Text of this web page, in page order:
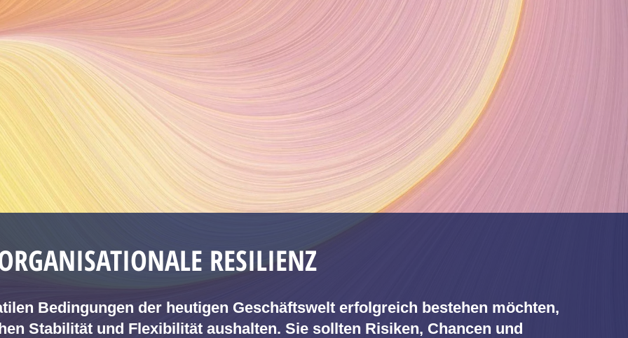
RESILIENZ
Bedingungen der heutigen Geschäftswelt erfolgreich bestehen möchten,
Stabilität und Flexibilität aushalten. Sie sollten Risiken, Chancen und